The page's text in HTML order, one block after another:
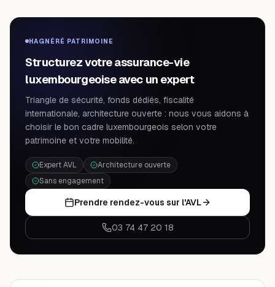
HAGNÉRÉ PATRIMOINE
Structurez votre assurance-vie
luxembourgeoise avec un expert
Triangle de sécurité, fonds dédiés, fiscalité
internationale, architecture ouverte : nous vous aidons à
choisir le bon cadre luxembourgeois selon votre
patrimoine et votre mobilité.
Expert AVL
Architecture ouverte
Sans engagement
Prendre rendez-vous sur l'AVL
03 74 47 20 18